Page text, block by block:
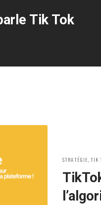
Tik Tok
POSTED
STRATÉGIE TIK